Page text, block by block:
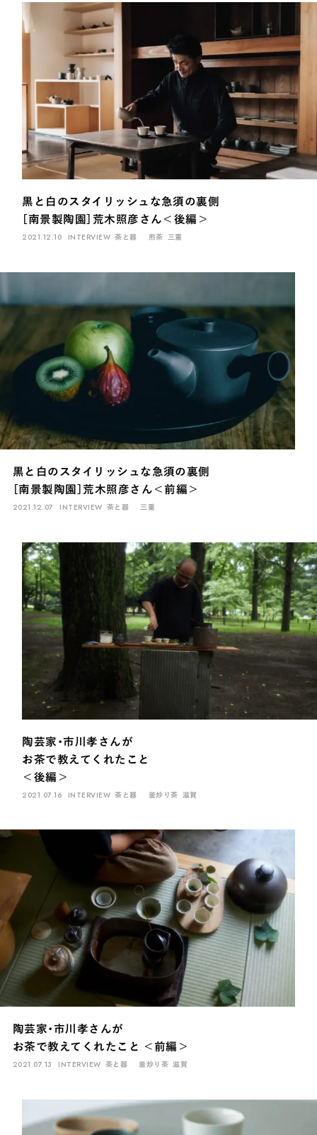
黒と白のスタイリッシュな急須の裏側
［南景製陶園］荒木照彦さん＜後編＞
2021.12.10 INTERVIEW 茶と器 煎茶 三重
黒と白のスタイリッシュな急須の裏側
［南景製陶園］荒木照彦さん＜前編＞
2021.12.07 INTERVIEW 茶と器 三重
陶芸家・市川孝さんが
お茶で教えてくれたこと
＜後編＞
2021.07.16 INTERVIEW 茶と器 釜炒り茶 滋賀
陶芸家・市川孝さんが
お茶で教えてくれたこと ＜前編＞
2021.07.13 INTERVIEW 茶と器 釜炒り茶 滋賀